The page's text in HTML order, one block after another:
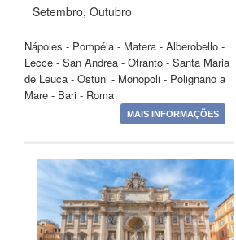
Setembro, Outubro
Nápoles - Pompéia - Matera - Alberobello -
Lecce - San Andrea - Otranto - Santa Maria
de Leuca - Ostuni - Monopoli - Polignano a
Mare - Bari - Roma
MAIS INFORMAÇÕES